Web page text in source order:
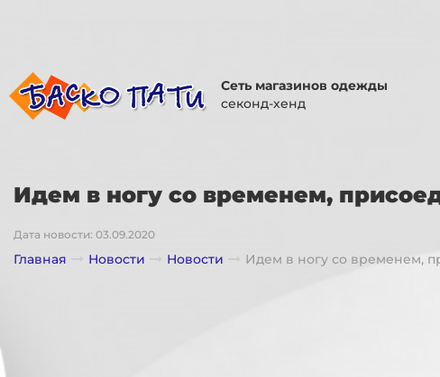
Сеть магазинов одежды
секонд-хенд
Идем в ногу со временем,
Дата новости: 03.09.2020
Главная Новости Новости Идем в ногу со временем,